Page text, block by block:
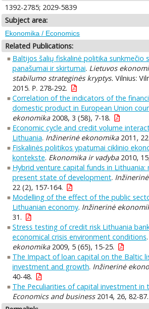
1392-2785; 2029-5839
Subject area:
Ekonomika / Economics
Related Publications:
Baltijos šalių fiskalinė politika sunkmečio
panašumai ir skirtumai. Lietuvos
stabilumo strateginės kryptys. Vilnius:
2015. P. 278-292.
Correlation of the indicators of the
domestic product in European Union
ekonomika2008, 3 (58), 7-18.
Economic cycle and credit volume
Lithuania. Inžinerinė ekonomika2011,
Fiskalinės politikos ypatumai ciklinio
kontekste. Ekonomika ir vadyba2010,
Hybrid venture capital funds in
present state of development.
22 (2), 157-164.
Modelling of the effect of the public
Lithuanian economy. Inžinerinė
31.
Stress testing of credit risk Lithuania
economical crisis environment conditions.
ekonomika2009, 5 (65), 15-25.
The Impact of loan capital on the Baltic
investment and growth. Inžinerinė
40-48.
The Peculiarities of capital investment in
Economics and business2014, 26, 82-87.